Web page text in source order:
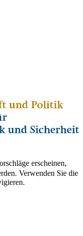
erscheinen,
Verwenden Sie die